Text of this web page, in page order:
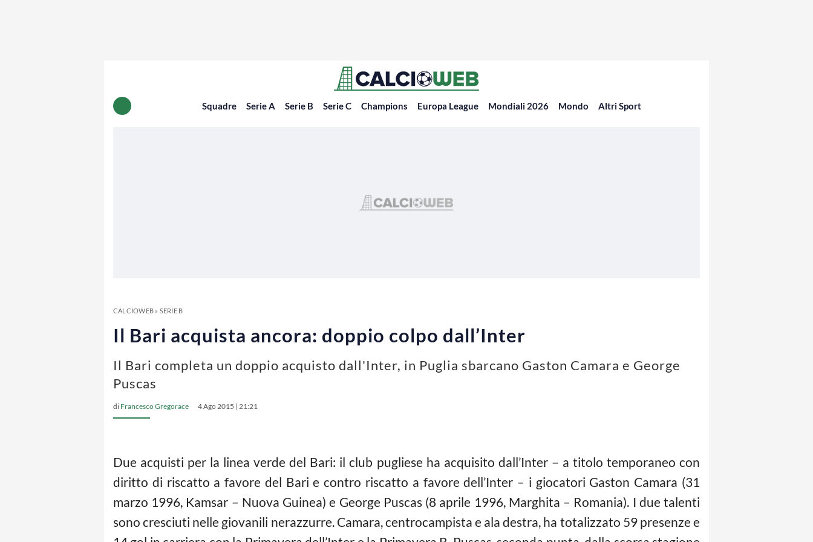
Squadre Serie A Serie B Serie C Champions Europa League Mondiali 2026 Mondo Altri Sport
CALCIOWEB» SERIE B
Il Bari acquista ancora: doppio colpo dall’Inter
Il Bari completa un doppio acquisto dall'Inter, in Puglia sbarcano Gaston Camara e George
Puscas
di Francesco Gregorace 4 Ago 2015 | 21:21
Due acquisti per la linea verde del Bari: il club pugliese ha acquisito dall’Inter – a titolo temporaneo con
diritto di riscatto a favore del Bari e contro riscatto a favore dell’Inter – i giocatori Gaston Camara (31
marzo 1996, Kamsar – Nuova Guinea) e George Puscas (8 aprile 1996, Marghita – Romania). I due talenti
sono cresciuti nelle giovanili nerazzurre. Camara, centrocampista e ala destra, ha totalizzato 59 presenze e